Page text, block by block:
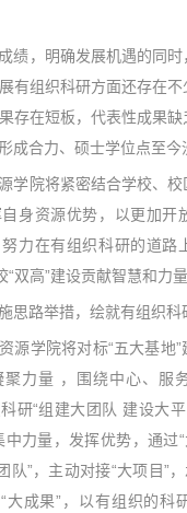
绩，明确发展机遇的同
有组织科研方面还存在
存在短板，代表性成果
成合力、硕士学位点至今
学院将紧密结合学校、
身资源优势，以更加开
力在有组织科研的道路
“双高”建设贡献智慧和力量
思路举措，绘就有组织科
源学院将对标“五大基地
聚力量 ，围绕中心、服
研“组建大团队 建设大
中力量，发挥优势，通过
队”，主动对接“大项目”
大成果”，以有组织的科